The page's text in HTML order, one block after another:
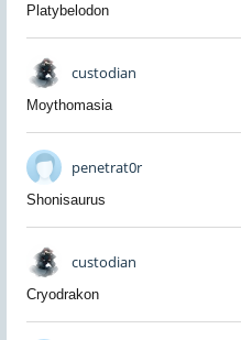
Platybelodon
custodian
Moythomasia
penetrat0r
Shonisaurus
custodian
Cryodrakon